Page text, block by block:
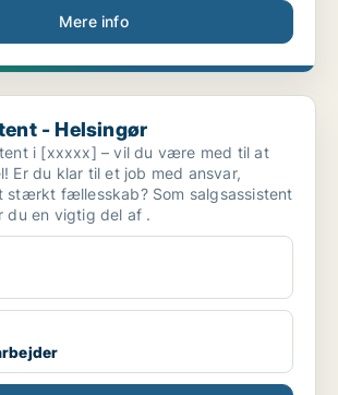
Mere info
- Helsingør
i [xxxxx] – vil du være med til at
Er du klar til et job med ansvar,
stærkt fællesskab? Som salgsassistent
du en vigtig del af .